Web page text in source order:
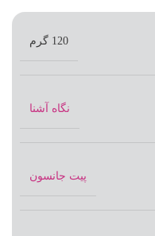
120 گرم
نگاه آشنا
پیت جانسون